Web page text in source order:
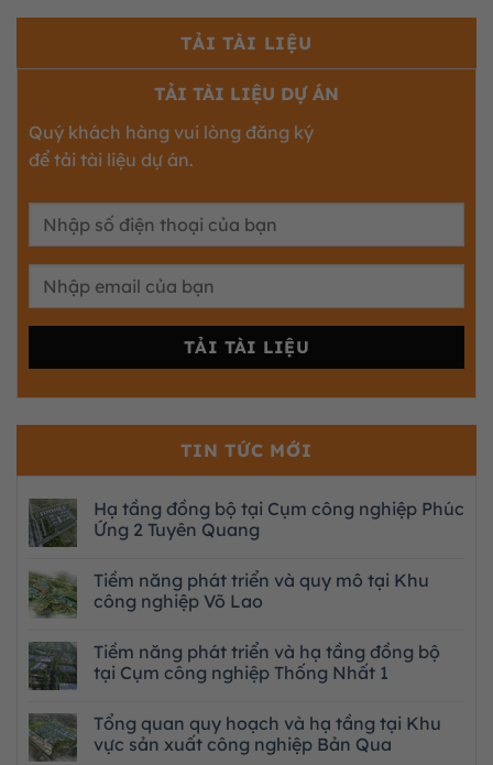
TẢI TÀI LIỆU
TẢI TÀI LIỆU DỰ ÁN
Quý khách hàng vui lòng đăng ký
để tải tài liệu dự án.
TIN TỨC MỚI
Hạ tầng đồng bộ tại Cụm công nghiệp Phúc
Ứng 2 Tuyên Quang
Tiềm năng phát triển và quy mô tại Khu
công nghiệp Võ Lao
Tiềm năng phát triển và hạ tầng đồng bộ
tại Cụm công nghiệp Thống Nhất 1
Tổng quan quy hoạch và hạ tầng tại Khu
vực sản xuất công nghiệp Bản Qua